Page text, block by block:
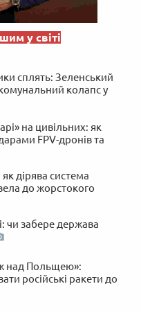
у світі
сплять: Зеленський
колапс у
на цивільних: як
FPV-дронів та
як дірява система
до жорстокого
чи забере держава
над Польщею»:
російські ракети до